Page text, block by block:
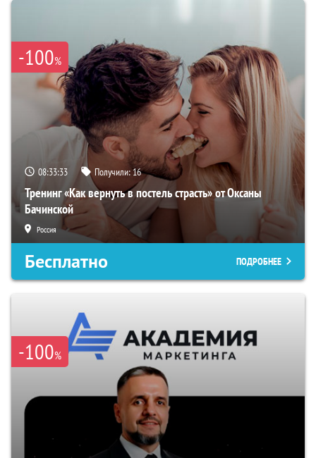
-100%
08:33:32 Получили:16
Тренинг «Как вернуть в постель страсть» от Оксаны
Бачинской
Россия
Бесплатно ПОДРОБНЕЕ
-100%